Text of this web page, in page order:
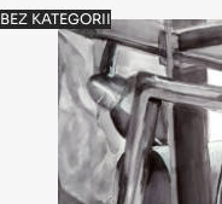
BEZ KATEGORII